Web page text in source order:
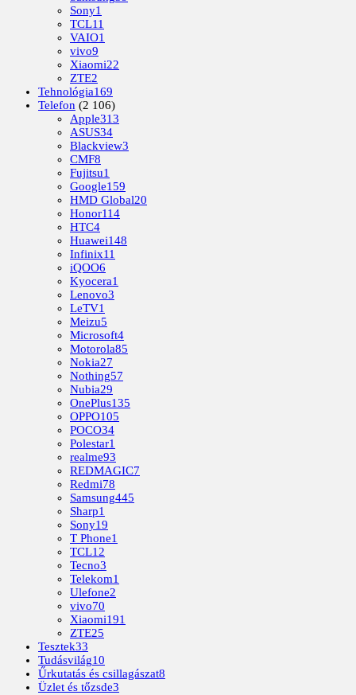
Sony1
TCL11
VAIO1
vivo9
Xiaomi22
ZTE2
Tehnológia169
Telefon (2 106)
Apple313
ASUS34
Blackview3
CMF8
Fujitsu1
Google159
HMD Global20
Honor114
HTC4
Huawei148
Infinix11
iQOO6
Kyocera1
Lenovo3
LeTV1
Meizu5
Microsoft4
Motorola85
Nokia27
Nothing57
Nubia29
OnePlus135
OPPO105
POCO34
Polestar1
realme93
REDMAGIC7
Redmi78
Samsung445
Sharp1
Sony19
T Phone1
TCL12
Tecno3
Telekom1
Ulefone2
vivo70
Xiaomi191
ZTE25
Tesztek33
Tudásvilág10
Űrkutatás és csillagászat8
Üzlet és tőzsde3